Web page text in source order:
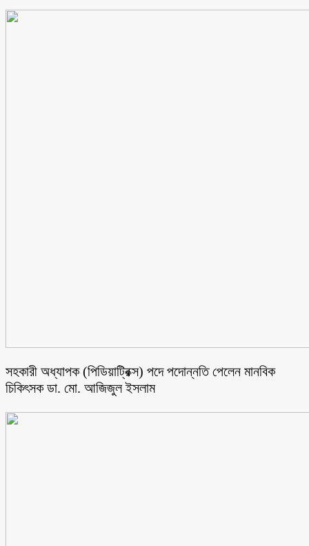
সহকারী অধ্যাপক (পিডিয়াট্রিক্স) পদে পদোন্নতি পেলেন মানবিক
চিকিৎসক ডা. মো. আজিজুল ইসলাম